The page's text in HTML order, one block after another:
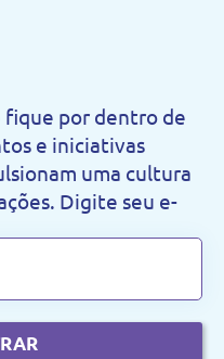
fique por dentro de
e iniciativas
uma cultura
Digite seu e-